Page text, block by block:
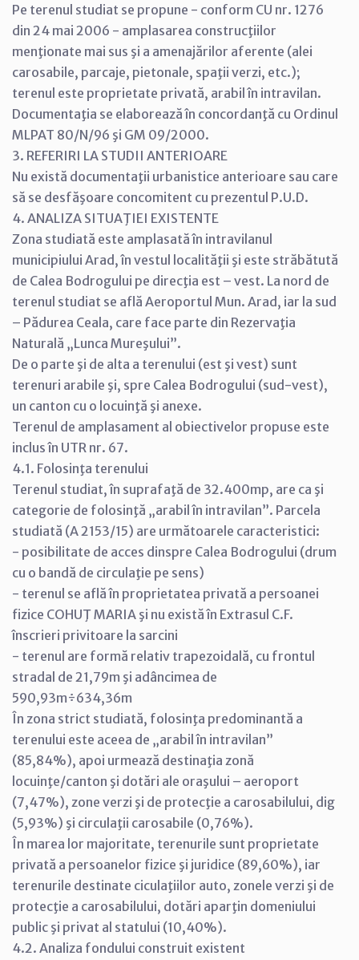
Pe terenul studiat se propune - conform CU nr. 1276
din 24 mai 2006 - amplasarea construcţiilor
menţionate mai sus şi a amenajărilor aferente (alei
carosabile, parcaje, pietonale, spaţii verzi, etc.);
terenul este proprietate privată, arabil în intravilan.
Documentaţia se elaborează în concordanţă cu Ordinul
MLPAT 80/N/96 şi GM 09/2000.
3. REFERIRI LA STUDII ANTERIOARE
Nu există documentaţii urbanistice anterioare sau care
să se desfăşoare concomitent cu prezentul P.U.D.
4. ANALIZA SITUAŢIEI EXISTENTE
Zona studiată este amplasată în intravilanul
municipiului Arad, în vestul localităţii şi este străbătută
de Calea Bodrogului pe direcţia est – vest. La nord de
terenul studiat se află Aeroportul Mun. Arad, iar la sud
– Pădurea Ceala, care face parte din Rezervaţia
Naturală „Lunca Mureşului”.
De o parte şi de alta a terenului (est şi vest) sunt
terenuri arabile şi, spre Calea Bodrogului (sud-vest),
un canton cu o locuinţă şi anexe.
Terenul de amplasament al obiectivelor propuse este
inclus în UTR nr. 67.
4.1. Folosinţa terenului
Terenul studiat, în suprafaţă de 32.400mp, are ca şi
categorie de folosinţă „arabil în intravilan”. Parcela
studiată (A 2153/15) are următoarele caracteristici:
- posibilitate de acces dinspre Calea Bodrogului (drum
cu o bandă de circulaţie pe sens)
- terenul se află în proprietatea privată a persoanei
fizice COHUŢ MARIA şi nu există în Extrasul C.F.
înscrieri privitoare la sarcini
- terenul are formă relativ trapezoidală, cu frontul
stradal de 21,79m şi adâncimea de
590,93m÷634,36m
În zona strict studiată, folosinţa predominantă a
terenului este aceea de „arabil în intravilan”
(85,84%), apoi urmează destinaţia zonă
locuinţe/canton şi dotări ale oraşului – aeroport
(7,47%), zone verzi şi de protecţie a carosabilului, dig
(5,93%) şi circulaţii carosabile (0,76%).
În marea lor majoritate, terenurile sunt proprietate
privată a persoanelor fizice şi juridice (89,60%), iar
terenurile destinate ciculaţiilor auto, zonele verzi şi de
protecţie a carosabilului, dotări aparţin domeniului
public şi privat al statului (10,40%).
4.2. Analiza fondului construit existent